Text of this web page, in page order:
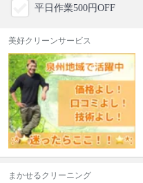
平日作業500円OFF
美好クリーンサービス
まかせるクリーニング